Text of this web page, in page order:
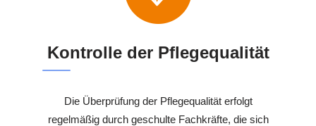
Kontrolle der Pflegequalität
Die Überprüfung der Pflegequalität erfolgt
regelmäßig durch geschulte Fachkräfte, die sich